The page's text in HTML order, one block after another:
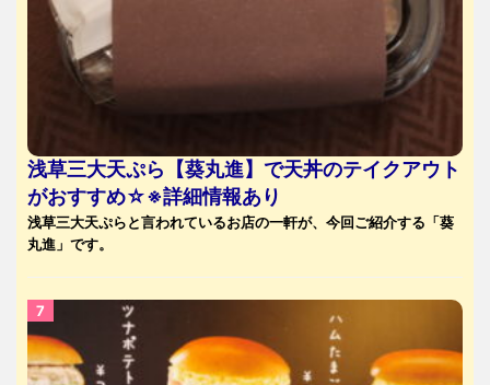
浅草三大天ぷら【葵丸進】で天丼のテイクアウト
がおすすめ☆※詳細情報あり
浅草三大天ぷらと言われているお店の一軒が、今回ご紹介する「葵
丸進」です。